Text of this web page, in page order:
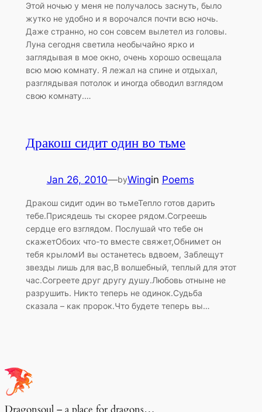
Этой ночью у меня не получалось заснуть, было
жутко не удобно и я ворочался почти всю ночь.
Даже странно, но сон совсем вылетел из головы.
Луна сегодня светила необычайно ярко и
заглядывая в мое окно, очень хорошо освещала
всю мою комнату. Я лежал на спине и отдыхал,
разглядывая потолок и иногда обводил взглядом
свою комнату.…
Дракош сидит один во тьме
Jan 26, 2010—byWingin Poems
Дракош сидит один во тьмеТепло готов дарить
тебе.Присядешь ты скорее рядом.Согреешь
сердце его взглядом. Послушай что тебе он
скажетОбоих что-то вместе свяжет,Обнимет он
тебя крыломИ вы останетесь вдвоем, Заблещут
звезды лишь для вас,В волшебный, теплый для этот
час.Согреете друг другу душу.Любовь отныне не
разрушить. Никто теперь не одинок.Судьба
сказала – как пророк.Что будете теперь вы…